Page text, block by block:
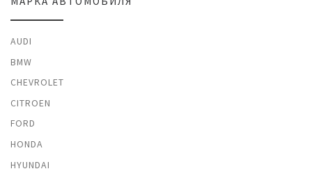
AUDI
BMW
CHEVROLET
CITROEN
FORD
HONDA
HYUNDAI